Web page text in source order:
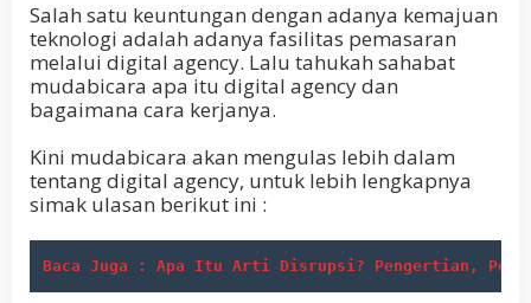
Salah satu keuntungan dengan adanya kemajuan
teknologi adalah adanya fasilitas pemasaran
melalui digital agency. Lalu tahukah sahabat
mudabicara apa itu digital agency dan
bagaimana cara kerjanya.
Kini mudabicara akan mengulas lebih dalam
tentang digital agency, untuk lebih lengkapnya
simak ulasan berikut ini :
Baca Juga : Apa Itu Arti Disrupsi? Pengertian,